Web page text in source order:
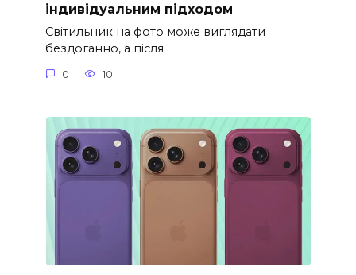
індивідуальним підходом
Світильник на фото може виглядати
бездоганно, а після
0 10